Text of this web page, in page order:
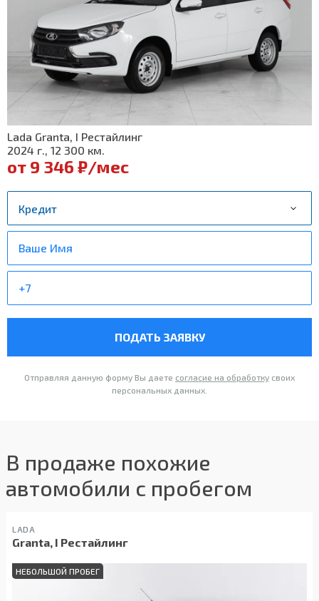
Lada Granta, I Рестайлинг
2024 г., 12 300 км.
от 9 346 ₽/мес
ПОДАТЬ ЗАЯВКУ
Отправляя данную форму Вы даете согласие на обработку своих
персональных данных.
В продаже похожие
автомобили с пробегом
LADA
Granta, I Рестайлинг
НЕБОЛЬШОЙ ПРОБЕГ